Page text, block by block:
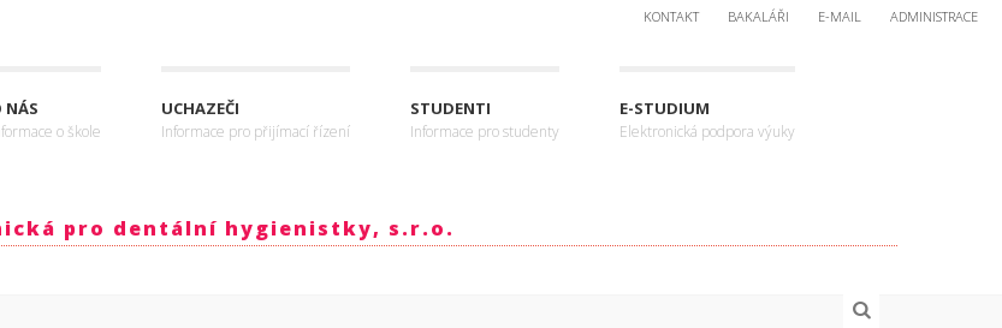
KONTAKT BAKALÁŘI E-MAIL ADMINISTRACE
NÁS
o škole
UCHAZEČI
Informace pro přijímací řízení
STUDENTI
Informace pro studenty
E-STUDIUM
Elektronická podpora výuky
pro dentální hygienistky, s.r.o.